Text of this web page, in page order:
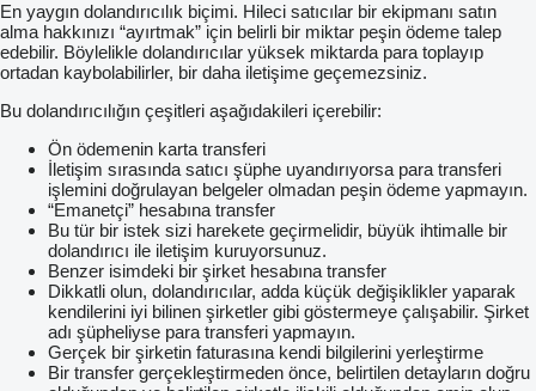
En yaygın dolandırıcılık biçimi. Hileci satıcılar bir ekipmanı satın
alma hakkınızı “ayırtmak” için belirli bir miktar peşin ödeme talep
edebilir. Böylelikle dolandırıcılar yüksek miktarda para toplayıp
ortadan kaybolabilirler, bir daha iletişime geçemezsiniz.
Bu dolandırıcılığın çeşitleri aşağıdakileri içerebilir:
Ön ödemenin karta transferi
İletişim sırasında satıcı şüphe uyandırıyorsa para transferi
işlemini doğrulayan belgeler olmadan peşin ödeme yapmayın.
“Emanetçi” hesabına transfer
Bu tür bir istek sizi harekete geçirmelidir, büyük ihtimalle bir
dolandırıcı ile iletişim kuruyorsunuz.
Benzer isimdeki bir şirket hesabına transfer
Dikkatli olun, dolandırıcılar, adda küçük değişiklikler yaparak
kendilerini iyi bilinen şirketler gibi göstermeye çalışabilir. Şirket
adı şüpheliyse para transferi yapmayın.
Gerçek bir şirketin faturasına kendi bilgilerini yerleştirme
Bir transfer gerçekleştirmeden önce, belirtilen detayların doğru